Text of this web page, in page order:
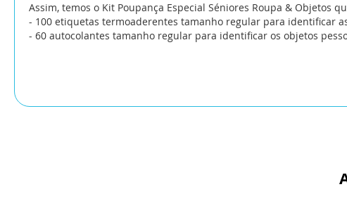
Assim, temos o Kit Poupança Especial Séniores Roupa & Objetos
- 100 etiquetas termoaderentes tamanho regular para identificar
- 60 autocolantes tamanho regular para identificar os objetos